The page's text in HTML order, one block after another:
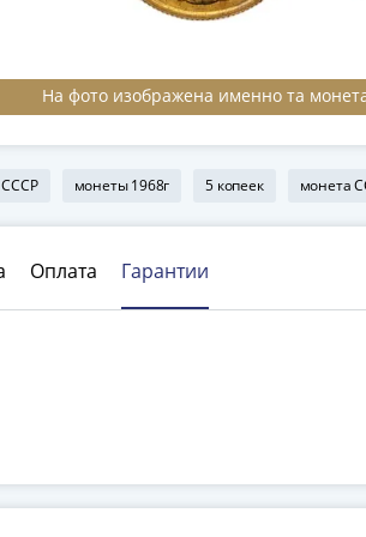
На фото изображена именно та
СССР монеты 1968г 5 копеек монета
Оплата Гарантии